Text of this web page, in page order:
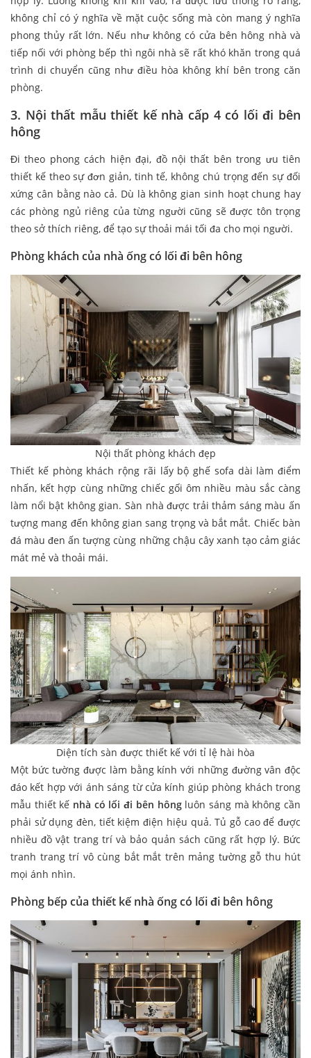
không chỉ có ý nghĩa về mặt cuộc sống mà còn mang ý nghĩa
phong thủy rất lớn. Nếu như không có cửa bên hông nhà và
tiếp nối với phòng bếp thì ngôi nhà sẽ rất khó khăn trong quá
trình di chuyển cũng như điều hòa không khí bên trong căn
phòng.
3. Nội thất mẫu thiết kế nhà cấp 4 có lối đi bên
hông
Đi theo phong cách hiện đại, đồ nội thất bên trong ưu tiên
thiết kế theo sự đơn giản, tinh tế, không chú trọng đến sự đối
xứng cân bằng nào cả. Dù là không gian sinh hoạt chung hay
các phòng ngủ riêng của từng người cũng sẽ được tôn trọng
theo sở thích riêng, để tạo sự thoải mái tối đa cho mọi người.
Phòng khách của nhà ống có lối đi bên hông
Nội thất phòng khách đẹp
Thiết kế phòng khách rộng rãi lấy bộ ghế sofa dài làm điểm
nhấn, kết hợp cùng những chiếc gối ôm nhiều màu sắc càng
làm nổi bật không gian. Sàn nhà được trải thảm sáng màu ấn
tượng mang đến không gian sang trọng và bắt mắt. Chiếc bàn
đá màu đen ấn tượng cùng những chậu cây xanh tạo cảm giác
mát mẻ và thoải mái.
Diện tích sàn được thiết kế với tỉ lệ hài hòa
Một bức tường được làm bằng kính với những đường vân độc
đáo kết hợp với ánh sáng từ cửa kính giúp phòng khách trong
mẫu thiết kế nhà có lối đi bên hôngluôn sáng mà không cần
phải sử dụng đèn, tiết kiệm điện hiệu quả. Tủ gỗ cao để được
nhiều đồ vật trang trí và bảo quản sách cũng rất hợp lý. Bức
tranh trang trí vô cùng bắt mắt trên mảng tường gỗ thu hút
mọi ánh nhìn.
Phòng bếp của thiết kế nhà ống có lối đi bên hông